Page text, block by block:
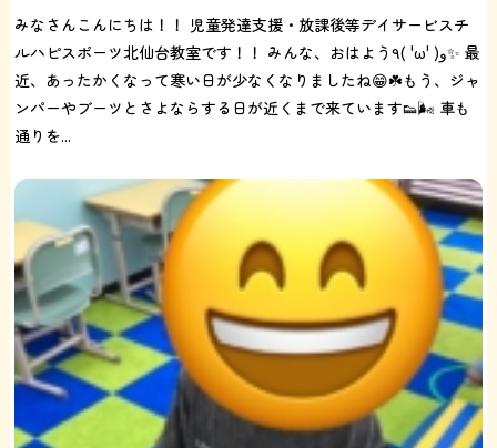
みなさんこんにちは！！ 児童発達支援・放課後等デイサービスチ
ルハピスポーツ北仙台教室です！！ みんな、おはよう٩( 'ω' )و✨ 最
近、あったかくなって寒い日が少なくなりましたね😁☘️もう、ジャ
ンパーやブーツとさよならする日が近くまで来ています👟🌬️ 車も
通りを...